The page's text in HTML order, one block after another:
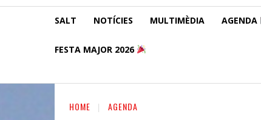
SALT NOTÍCIES MULTIMÈDIA AGENDA
FESTA MAJOR 2026
HOME AGENDA